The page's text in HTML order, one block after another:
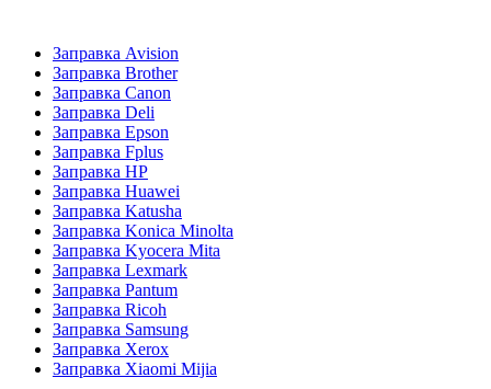
Заправка Avision
Заправка Brother
Заправка Canon
Заправка Deli
Заправка Epson
Заправка Fplus
Заправка HP
Заправка Huawei
Заправка Katusha
Заправка Konica Minolta
Заправка Kyocera Mita
Заправка Lexmark
Заправка Pantum
Заправка Ricoh
Заправка Samsung
Заправка Xerox
Заправка Xiaomi Mijia